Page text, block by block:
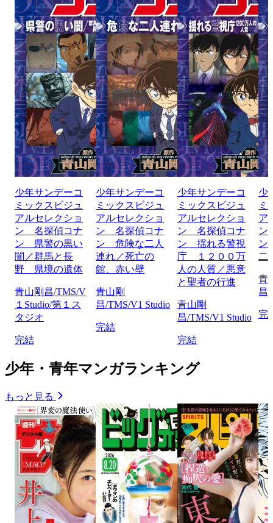
少年サンデーコ
ミックスビジュ
アルセレクショ
ン 名探偵コナ
ン 県警の黒い
闇／群馬と長
野 県境の遺体
青山剛昌/TMS/V
１Studio/第１ス
タジオ
完結
少年サンデーコ
ミックスビジュ
アルセレクショ
ン 名探偵コナ
ン 危険な二人
連れ／死亡の
館、赤い壁
青山剛
昌/TMS/V1 Studio
完結
少年サンデーコ
ミックスビジュ
アルセレクショ
ン 名探偵コナ
ン 揺れる警視
庁 １２００万
人の人質／悪意
と聖者の行進
青山剛
昌/TMS/V1 Studio
完結
少
ミ
ア
ン
ン
二
青
昌
完
少年・青年マンガランキング
もっと見る